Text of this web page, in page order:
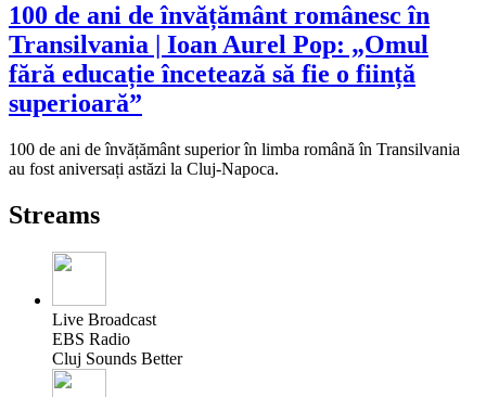
100 de ani de învățământ românesc în
Transilvania | Ioan Aurel Pop: „Omul
fără educație încetează să fie o ființă
superioară”
100 de ani de învățământ superior în limba română în Transilvania
au fost aniversați astăzi la Cluj-Napoca.
Streams
Live Broadcast
EBS Radio
Cluj Sounds Better